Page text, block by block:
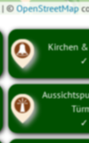
| © OpenStreetMap
Kirchen
✓
✓